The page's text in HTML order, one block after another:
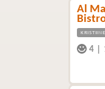
Al
KRISTIINE
4